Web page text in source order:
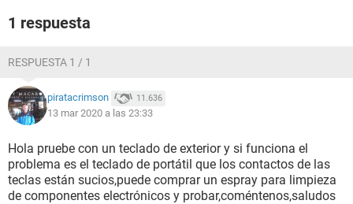
1 respuesta
RESPUESTA 1 / 1
piratacrimson 11.636
13 mar 2020 a las 23:33
Hola pruebe con un teclado de exterior y si funciona el
problema es el teclado de portátil que los contactos de las
teclas están sucios,puede comprar un espray para limpieza
de componentes electrónicos y probar,coméntenos,saludos